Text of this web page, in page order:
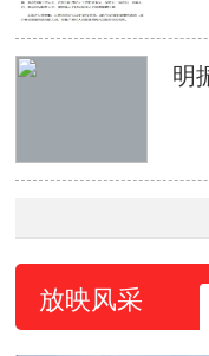
放映风采